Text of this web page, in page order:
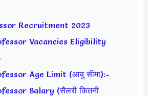
Recruitment 2023
Vacancies Eligibility
Age Limit (आयु सीमा):-
Salary (सैलरी कितनी